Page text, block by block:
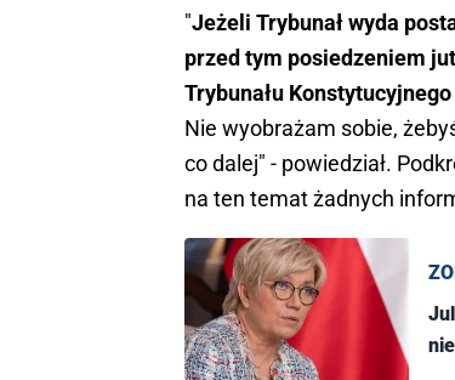
"Jeżeli Trybunał wyda
przed tym posiedzeniem
Trybunału
Nie wyobrażam sobie,
co dalej" - powiedział.
na ten temat żadnych